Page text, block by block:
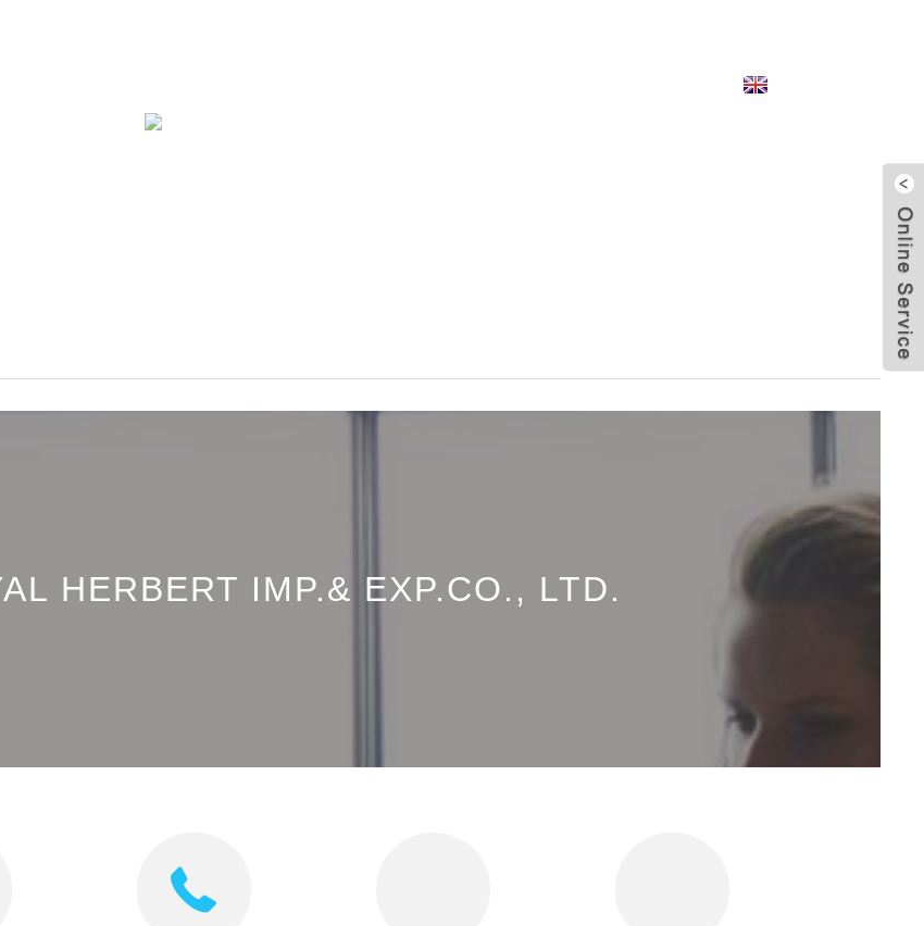
HERBERT IMP.& EXP.CO., LTD.